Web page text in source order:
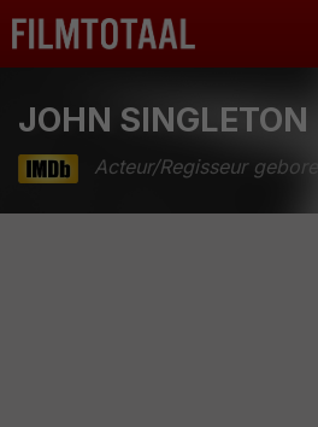
JOHN SINGLETON
Acteur/Regisseur